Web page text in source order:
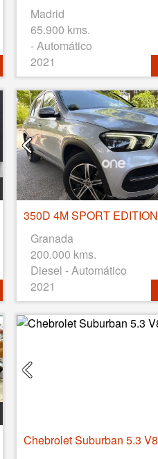
Madrid
65.900 kms.
- Automático
2021
350D 4M SPORT EDITION
Granada
200.000 kms.
Diesel - Automático
2021
Chebrolet Suburban 5.3 V8